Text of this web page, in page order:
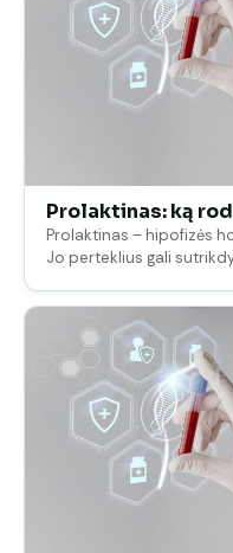
Prolaktinas: ką
Prolaktinas – hipofizės
Jo perteklius gali